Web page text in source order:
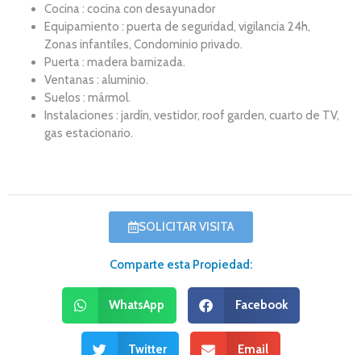
Cocina : cocina con desayunador
Equipamiento : puerta de seguridad, vigilancia 24h,
Zonas infantiles, Condominio privado.
Puerta : madera barnizada.
Ventanas : aluminio.
Suelos : mármol.
Instalaciones : jardín, vestidor, roof garden, cuarto de TV,
gas estacionario.
SOLICITAR VISITA
Comparte esta Propiedad:
WhatsApp Facebook
Twitter Email